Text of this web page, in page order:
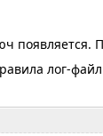
лог-